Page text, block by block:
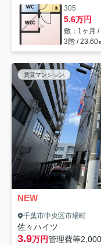
305
5.6万円
敷：1ヶ月 /
3階 / 23.60
賃貸マンション
NEW
千葉市中央区市場町
佐々ハイツ
3.9万円管理費等